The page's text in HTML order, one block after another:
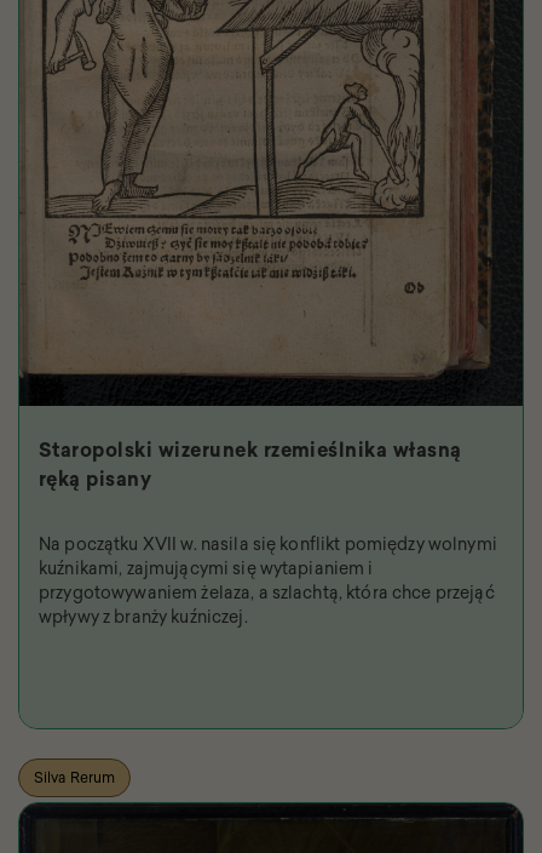
Staropolski wizerunek rzemieślnika własną
ręką pisany
Na początku XVII w. nasila się konflikt pomiędzy wolnymi
kuźnikami, zajmującymi się wytapianiem i
przygotowywaniem żelaza, a szlachtą, która chce przejąć
wpływy z branży kuźniczej.
Silva Rerum